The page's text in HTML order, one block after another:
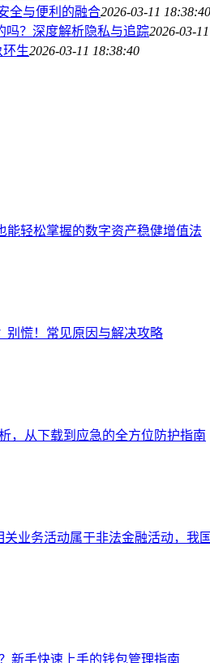
全与便利的融合2026-03-11 18:38:40
吗？深度解析隐私与追踪2026-03-
环生2026-03-11 18:38:40
能轻松掌握的数字资产稳健增值法
别慌！常见原因与解决攻略
，从下载到应急的全方位防护指南
业务活动属于非法金融活动，我
新手快速上手的钱包管理指南